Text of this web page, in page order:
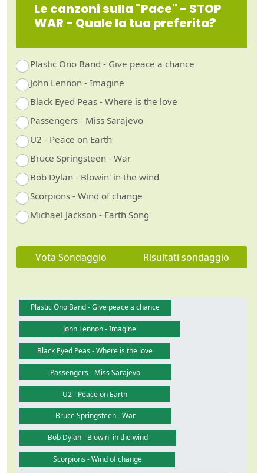
Le canzoni sulla "Pace" - STOP
WAR - Quale la tua preferita?
Plastic Ono Band - Give peace a chance
John Lennon - Imagine
Black Eyed Peas - Where is the love
Passengers - Miss Sarajevo
U2 - Peace on Earth
Bruce Springsteen - War
Bob Dylan - Blowin' in the wind
Scorpions - Wind of change
Michael Jackson - Earth Song
Vota Sondaggio Risultati sondaggio
Plastic Ono Band - Give peace a chance
John Lennon - Imagine
Black Eyed Peas - Where is the love
Passengers - Miss Sarajevo
U2 - Peace on Earth
Bruce Springsteen - War
Bob Dylan - Blowin' in the wind
Scorpions - Wind of change